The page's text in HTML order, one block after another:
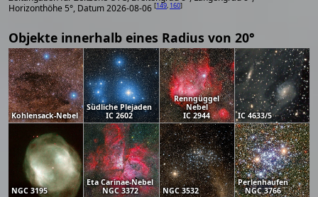
Horizonthöhe 5°, Datum 2026-08-06 [149, 160]
Objekte innerhalb eines Radius von 20°
Kohlensack-Nebel
Südliche Plejaden
IC 2602
Renngüggel
Nebel
IC 2944
IC 4633/5
NGC 3195
Eta Carinae-Nebel
NGC 3372
NGC 3532
Perlenhaufen
NGC 3766